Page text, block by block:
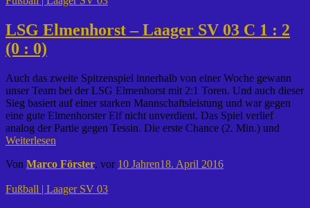
LSG Elmenhorst – Laager SV 03 C 1 : 2
(0 : 0)
Auch das zweite Spitzenspiel innerhalb von einer Woche gewann
unser Team bei der LSG Elmenhorst mit 2:1 Toren. Und auch dieser
Sieg basiert auf einer starken Mannschaftsleistung und war gegen
eine gute Elmenhorster Elf nicht unverdient. Das Spiel verlief
analog der Partie gegen Tessin. Die erste Chance (2. Min.) und
Weiterlesen
Von Marco Förster, vor 10 Jahren18. April 2016
Fußball | Laager SV 03